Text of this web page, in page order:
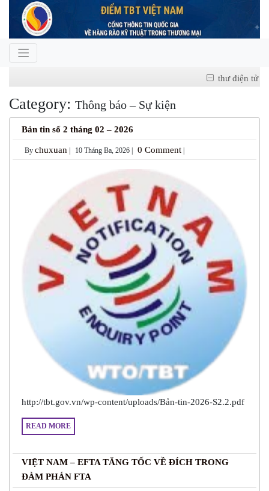
thư điện tử
Category: Thông báo – Sự kiện
Bản tin số 2 tháng 02 – 2026
By chuxuan 10 Tháng Ba, 2026 | 0 Comment
http://tbt.gov.vn/wp-content/uploads/Bản-tin-2026-S2.2.pdf
READ MORE
VIỆT NAM – EFTA TĂNG TỐC VỀ ĐÍCH TRONG
ĐÀM PHÁN FTA